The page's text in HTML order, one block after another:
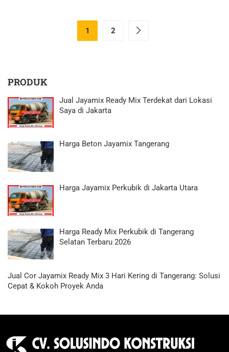
1 2
PRODUK
Jual Jayamix Ready Mix Terdekat dari Lokasi
Saya di Jakarta
Harga Beton Jayamix Tangerang
Harga Jayamix Perkubik di Jakarta Utara
Harga Ready Mix Perkubik di Tangerang
Selatan Terbaru 2026
Jual Cor Jayamix Ready Mix 3 Hari Kering di Tangerang: Solusi
Cepat & Kokoh Proyek Anda